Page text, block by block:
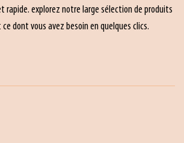
rapide. explorez notre large sélection de produits
dont vous avez besoin en quelques clics.